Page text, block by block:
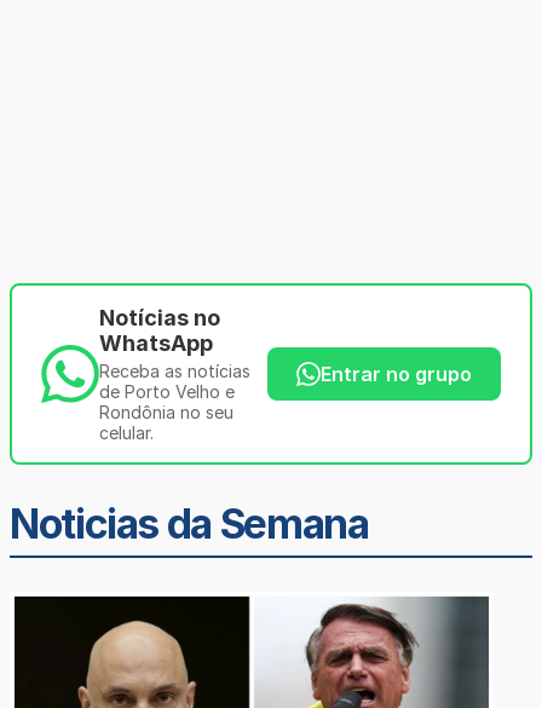
Notícias no
WhatsApp
Receba as notícias
de Porto Velho e
Rondônia no seu
celular.
Entrar no grupo
Noticias da Semana